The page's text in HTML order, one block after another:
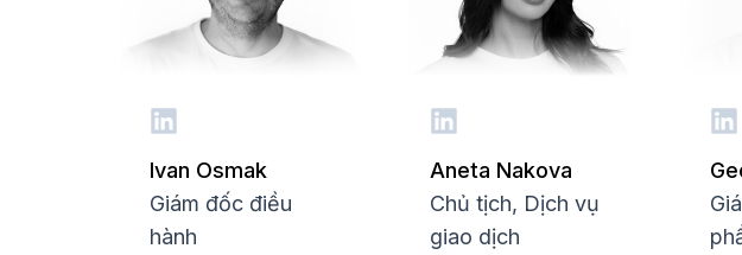
Ivan Osmak
Giám đốc điều
hành
Aneta Nakova
Chủ tịch, Dịch vụ
giao dịch